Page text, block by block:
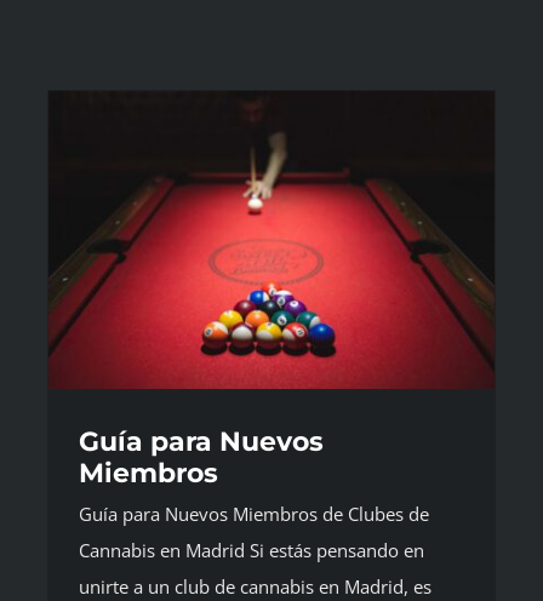
Guía para Nuevos
Miembros
Guía para Nuevos Miembros de Clubes de
Cannabis en Madrid Si estás pensando en
unirte a un club de cannabis en Madrid, es